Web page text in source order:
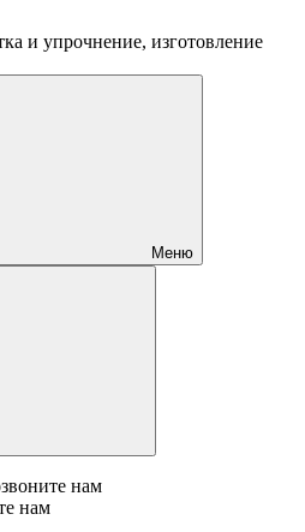
и упрочнение, изготовление
Меню
нам
нам